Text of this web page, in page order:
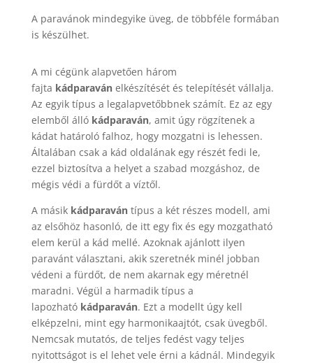
A paravánok mindegyike üveg, de többféle formában
is készülhet.
A mi cégünk alapvetően három
fajta kádparavánelkészítését és telepítését vállalja.
Az egyik típus a legalapvetőbbnek számít. Ez az egy
elemből álló kádparaván, amit úgy rögzítenek a
kádat határoló falhoz, hogy mozgatni is lehessen.
Általában csak a kád oldalának egy részét fedi le,
ezzel biztosítva a helyet a szabad mozgáshoz, de
mégis védi a fürdőt a víztől.
A másik kádparavántípus a két részes modell, ami
az elsőhöz hasonló, de itt egy fix és egy mozgatható
elem kerül a kád mellé. Azoknak ajánlott ilyen
paravánt választani, akik szeretnék minél jobban
védeni a fürdőt, de nem akarnak egy méretnél
maradni. Végül a harmadik típus a
lapozhatókádparaván. Ezt a modellt úgy kell
elképzelni, mint egy harmonikaajtót, csak üvegből.
Nemcsak mutatós, de teljes fedést vagy teljes
nyitottságot is el lehet vele érni a kádnál. Mindegyik